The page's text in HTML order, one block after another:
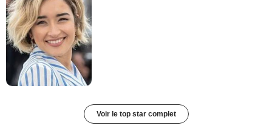
Voir le top star complet